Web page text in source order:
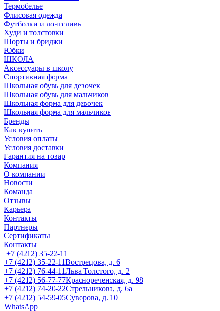
Термобелье
Флисовая одежда
Футболки и лонгсливы
Худи и толстовки
Шорты и бриджи
Юбки
ШКОЛА
Аксессуары в школу
Спортивная форма
Школьная обувь для девочек
Школьная обувь для мальчиков
Школьная форма для девочек
Школьная форма для мальчиков
Бренды
Как купить
Условия оплаты
Условия доставки
Гарантия на товар
Компания
О компании
Новости
Команда
Отзывы
Карьера
Контакты
Партнеры
Сертификаты
Контакты
+7 (4212) 35-22-11
+7 (4212) 35-22-11Вострецова, д. 6
+7 (4212) 76-44-11Льва Толстого, д. 2
+7 (4212) 56-77-77Краснореченская, д. 98
+7 (4212) 74-20-22Стрельникова, д. 6а
+7 (4212) 54-59-05Суворова, д. 10
WhatsApp